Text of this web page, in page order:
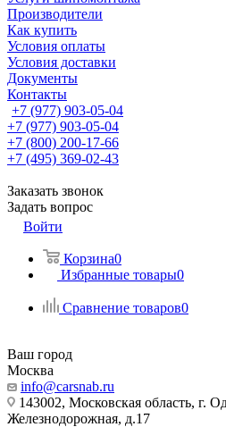
Производители
Как купить
Условия оплаты
Условия доставки
Документы
Контакты
+7 (977) 903-05-04
+7 (977) 903-05-04
+7 (800) 200-17-66
+7 (495) 369-02-43
Заказать звонок
Задать вопрос
Войти
Корзина0
Избранные товары0
Сравнение товаров0
Ваш город
Москва
info@carsnab.ru
143002, Московская область, г.
Железнодорожная, д.17